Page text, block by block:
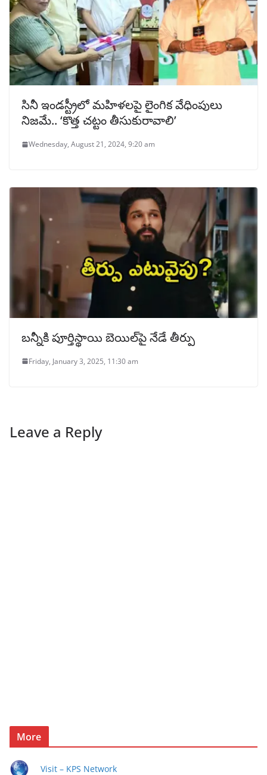
సినీ ఇండస్ట్రీలో మహిళలపై లైంగిక వేధింపులు
నిజమే.. ‘కొత్త చట్టం తీసుకురావాలి’
Wednesday, August 21, 2024, 9:20 am
బన్నీకి పూర్తిస్థాయి బెయిల్‌పై నేడే తీర్పు
Friday, January 3, 2025, 11:30 am
Leave a Reply
More
Visit – KPS Network